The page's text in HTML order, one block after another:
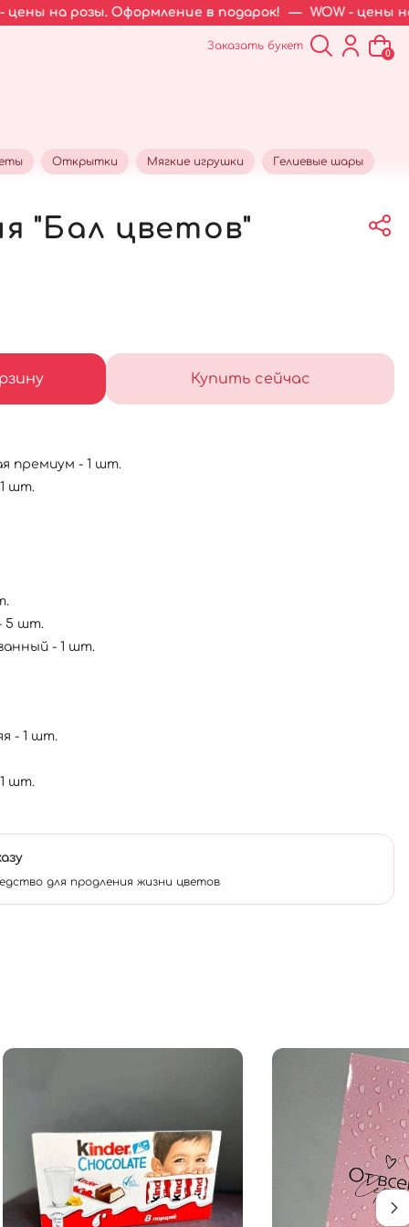
Оформление в подарок! — WOW - цены на розы.
Заказать букет
0
Открытки Мягкие игрушки Гелиевые шары
"Бал цветов"
Купить сейчас
премиум - 1 шт.
шт.
5 шт.
- 1 шт.
- 1 шт.
шт.
для продления жизни цветов